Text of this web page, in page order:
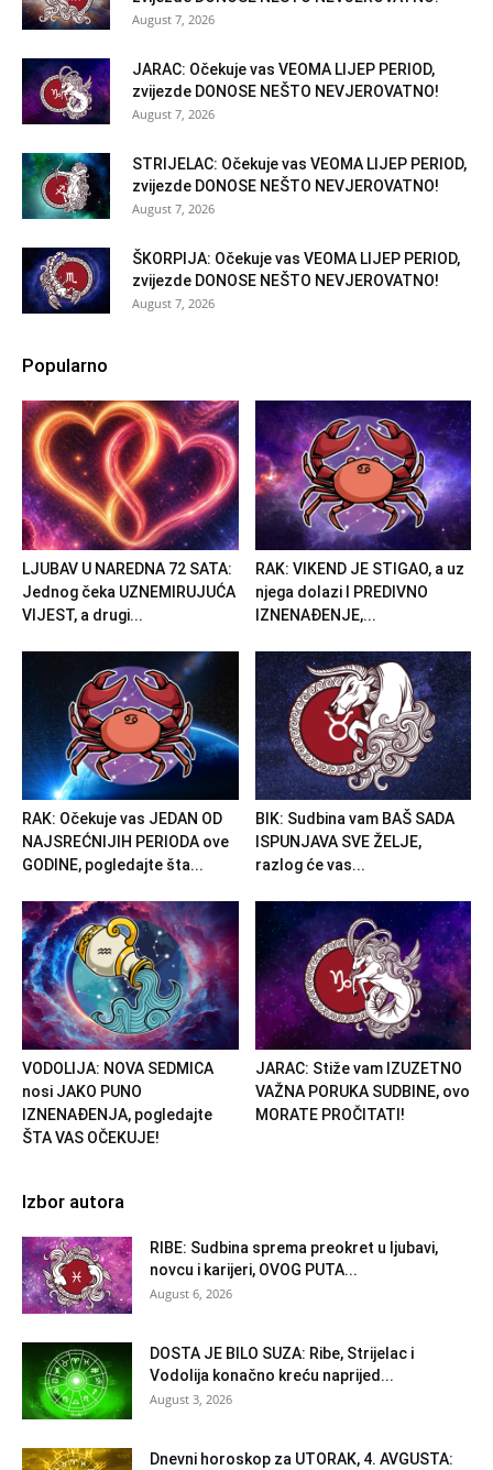
August 7, 2026
JARAC: Očekuje vas VEOMA LIJEP PERIOD,
zvijezde DONOSE NEŠTO NEVJEROVATNO!
August 7, 2026
STRIJELAC: Očekuje vas VEOMA LIJEP PERIOD,
zvijezde DONOSE NEŠTO NEVJEROVATNO!
August 7, 2026
ŠKORPIJA: Očekuje vas VEOMA LIJEP PERIOD,
zvijezde DONOSE NEŠTO NEVJEROVATNO!
August 7, 2026
Popularno
LJUBAV U NAREDNA 72 SATA:
Jednog čeka UZNEMIRUJUĆA
VIJEST, a drugi...
RAK: VIKEND JE STIGAO, a uz
njega dolazi I PREDIVNO
IZNENAĐENJE,...
RAK: Očekuje vas JEDAN OD
NAJSREĆNIJIH PERIODA ove
GODINE, pogledajte šta...
BIK: Sudbina vam BAŠ SADA
ISPUNJAVA SVE ŽELJE,
razlog će vas...
VODOLIJA: NOVA SEDMICA
nosi JAKO PUNO
IZNENAĐENJA, pogledajte
ŠTA VAS OČEKUJE!
JARAC: Stiže vam IZUZETNO
VAŽNA PORUKA SUDBINE, ovo
MORATE PROČITATI!
Izbor autora
RIBE: Sudbina sprema preokret u ljubavi,
novcu i karijeri, OVOG PUTA...
August 6, 2026
DOSTA JE BILO SUZA: Ribe, Strijelac i
Vodolija konačno kreću naprijed...
August 3, 2026
Dnevni horoskop za UTORAK, 4. AVGUSTA: